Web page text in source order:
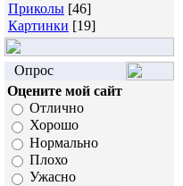
Приколы [46]
Картинки [19]
Опрос
Оцените мой сайт
Отлично
Хорошо
Нормально
Плохо
Ужасно